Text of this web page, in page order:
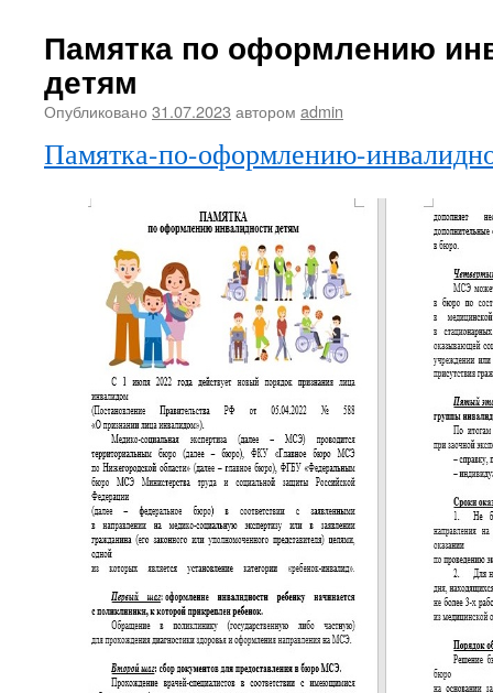
Памятка по оформлению
детям
Опубликовано 31.07.2023 автором admin
Памятка-по-оформлению-